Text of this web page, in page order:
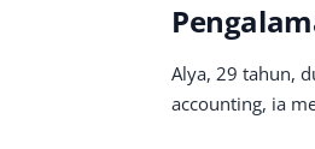
Alya, 29 tahun,
accounting, ia